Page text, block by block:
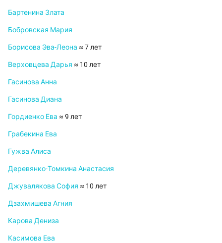
Бартенина Злата
Бобровская Мария
Борисова Эва-Леона ≈ 7 лет
Верховцева Дарья ≈ 10 лет
Гасинова Анна
Гасинова Диана
Гордиенко Ева ≈ 9 лет
Грабекина Ева
Гужва Алиса
Деревянко-Томкина Анастасия
Джувалякова София ≈ 10 лет
Дзахмишева Агния
Карова Дениза
Касимова Ева